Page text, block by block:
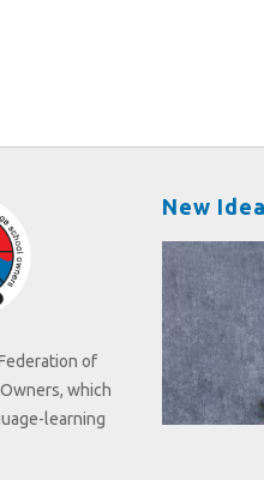
of
which
learning
New